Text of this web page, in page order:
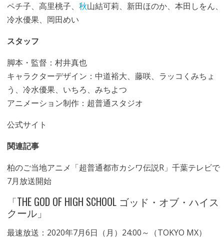
ペチ子、高里桃子、 秋山結可莉、新田ほのか、本田しをん、
冷水優果、岡田めい
スタッフ
脚本・監督：村井真也
キャラクターデザイン：中道裕大、藤咲、ラッコくみちょ
う、冷水優果、いちろ、みちよつ
アニメーション制作：超普通スタジオ
公式サイト
関連記事
柏のご当地アニメ「超普通都市カシワ伝説R」千葉テレビで
7月放送開始
「THE GOD OF HIGH SCHOOL ゴッド・オブ・ハイス
クール」
最速放送：2020年7月6日（月）24:00～（TOKYO MX）